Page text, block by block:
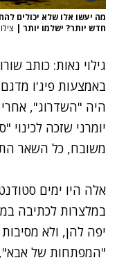
מה יעשו אלו שלא יכולים
חדש יותר? ישלמו יותר |
גילוי נאות: כותב
יומרני שזכה
משובח, כל השאר
אלה היו ימים
במלצרות לכתיבה
יפה להן, ולא
"המפתחות של אבא",